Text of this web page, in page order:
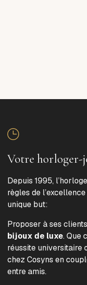
Votre horloger-
Depuis 1995,
règles de
unique but:
Proposer à ses clients
bijoux de luxe. Que
réussite universitaire
chez Cosyns en
entre amis.